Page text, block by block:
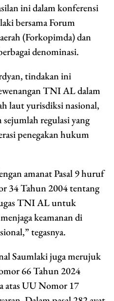
ini dalam konferensi
bersama Forum
(Forkopimda) dan
denominasi.
tindakan ini
TNI AL dalam
laut yurisdiksi nasional,
sejumlah regulasi yang
penegakan hukum
amanat Pasal 9 huruf
34 Tahun 2004 tentang
TNI AL untuk
keamanan di
tegasnya.
Saumlaki juga merujuk
66 Tahun 2024
atas UU Nomor 17